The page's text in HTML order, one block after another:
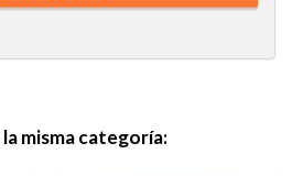
misma categoría: